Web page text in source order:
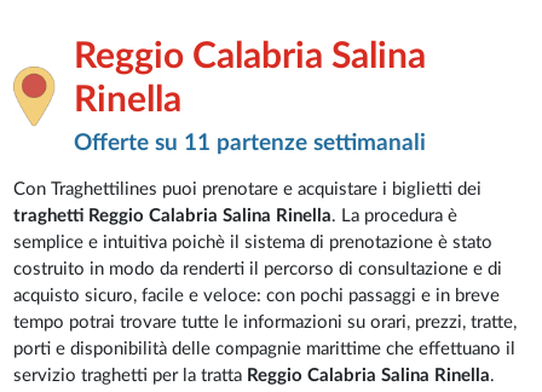
Reggio Calabria Salina
Rinella
Offerte su 11 partenze settimanali
Con Traghettilines puoi prenotare e acquistare i biglietti dei
traghetti Reggio Calabria Salina Rinella. La procedura è
semplice e intuitiva poichè il sistema di prenotazione è stato
costruito in modo da renderti il percorso di consultazione e di
acquisto sicuro, facile e veloce: con pochi passaggi e in breve
tempo potrai trovare tutte le informazioni su orari, prezzi, tratte,
porti e disponibilità delle compagnie marittime che effettuano il
servizio traghetti per la tratta Reggio Calabria Salina Rinella.